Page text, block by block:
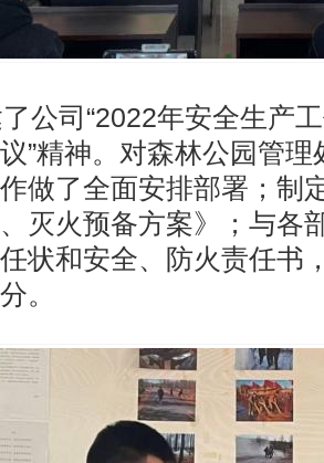
公司“2022年安全生产
”精神。对森林公园管
做了全面安排部署；制
灭火预备方案》；与各
状和安全、防火责任书
。